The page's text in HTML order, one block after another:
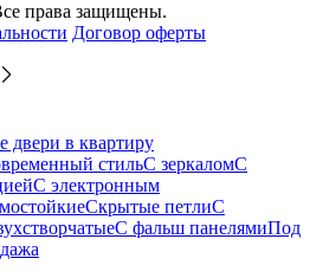
права защищены.
Договор оферты
двери в квартиру
стильС зеркаломС
С электронным
Скрытые петлиС
С фальш панелямиПод